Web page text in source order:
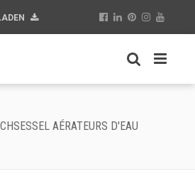
AÉRATEURS D'EAU